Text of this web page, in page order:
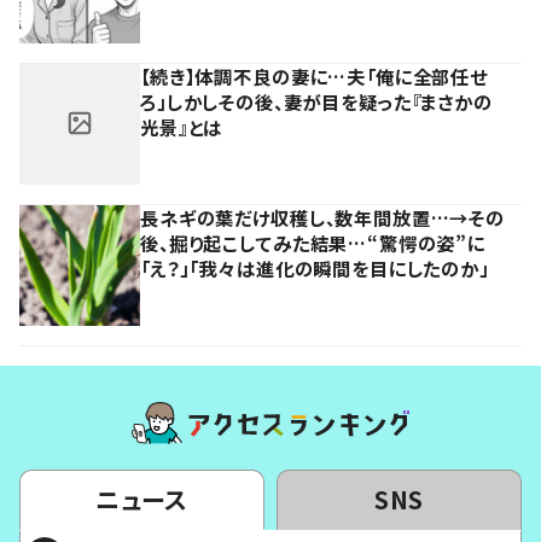
【続き】体調不良の妻に…夫「俺に全部任せ
ろ」しかしその後、妻が目を疑った『まさかの
光景』とは
長ネギの葉だけ収穫し、数年間放置…→その
後、掘り起こしてみた結果…“驚愕の姿”に
「え？」「我々は進化の瞬間を目にしたのか」
ニュース SNS